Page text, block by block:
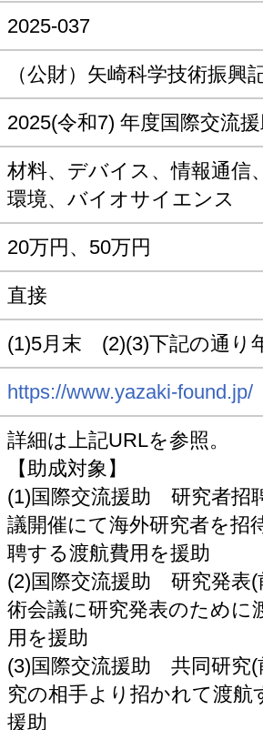
2025-037
（公財）矢崎科学技術振興
2025(令和7) 年度国際交流
材料、デバイス、情報通信
環境、バイオサイエンス
20万円、50万円
直接
(1)5月末 (2)(3)下記の通り
https://www.yazaki-found.jp/
詳細は上記URLを参照。
【助成対象】
(1)国際交流援助 研究者招
議開催にて海外研究者を招
聘する渡航費用を援助
(2)国際交流援助 研究発表(
術会議に研究発表のために
用を援助
(3)国際交流援助 共同研究(
究の相手より招かれて渡航
援助